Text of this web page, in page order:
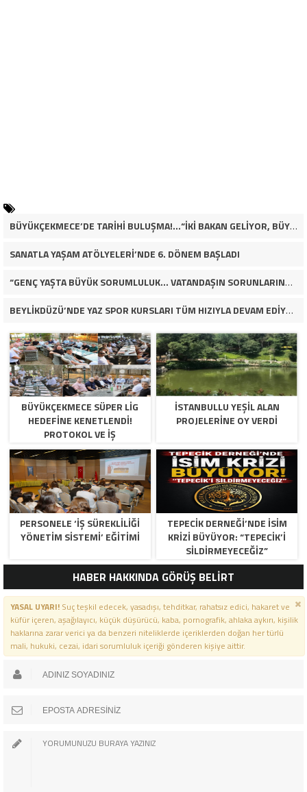
BÜYÜKÇEKMECE’DE TARİHİ BULUŞMA!…“İKİ BAKAN GELİYOR, BÜYÜKÇEKMECE’NİN ADLİYE KADERİ DEĞİŞECEK Mİ?”
SANATLA YAŞAM ATÖLYELERİ’NDE 6. DÖNEM BAŞLADI
“GENÇ YAŞTA BÜYÜK SORUMLULUK… VATANDAŞIN SORUNLARINA ÇÖZÜM ARIYOR!”
BEYLİKDÜZÜ’NDE YAZ SPOR KURSLARI TÜM HIZIYLA DEVAM EDİYOR
BÜYÜKÇEKMECE SÜPER LİG
HEDEFİNE KENETLENDİ!
PROTOKOL VE İŞ
DÜNYASINDAN BASKETBOL
TAKIMINA TAM DESTEK…
İSTANBULLU YEŞİL ALAN
PROJELERİNE OY VERDİ
PERSONELE ‘İŞ SÜREKLİLİĞİ
YÖNETİM SİSTEMİ’ EĞİTİMİ
TEPECİK DERNEĞİ’NDE İSİM
KRİZİ BÜYÜYOR: “TEPECİK’İ
SİLDİRMEYECEĞİZ”
HABER HAKKINDA GÖRÜŞ BELİRT
YASAL UYARI!Suç teşkil edecek, yasadışı, tehditkar, rahatsız edici, hakaret ve
küfür içeren, aşağılayıcı, küçük düşürücü, kaba, pornografik, ahlaka aykırı, kişilik
haklarına zarar verici ya da benzeri niteliklerde içeriklerden doğan her türlü
mali, hukuki, cezai, idari sorumluluk içeriği gönderen kişiye aittir.